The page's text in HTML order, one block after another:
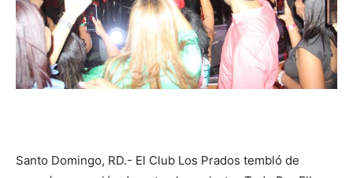
Santo Domingo, RD.- El Club Los Prados tembló de